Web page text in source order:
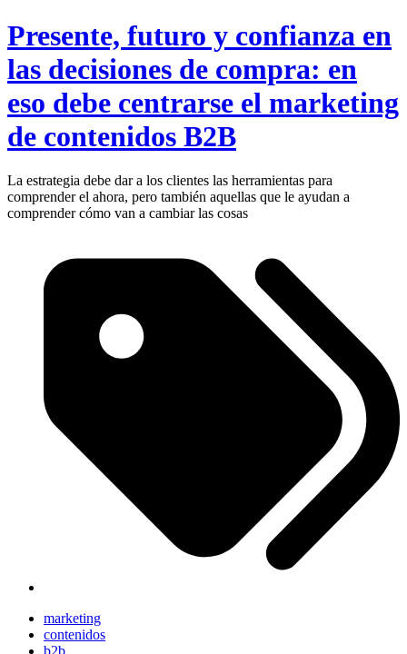
Presente, futuro y confianza en
las decisiones de compra: en
eso debe centrarse el marketing
de contenidos B2B
La estrategia debe dar a los clientes las herramientas para
comprender el ahora, pero también aquellas que le ayudan a
comprender cómo van a cambiar las cosas
marketing
contenidos
b2b